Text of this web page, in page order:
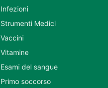
Infezioni
Strumenti Medici
Vaccini
Vitamine
Esami del sangue
Primo soccorso